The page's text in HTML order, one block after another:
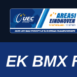
EK BMX